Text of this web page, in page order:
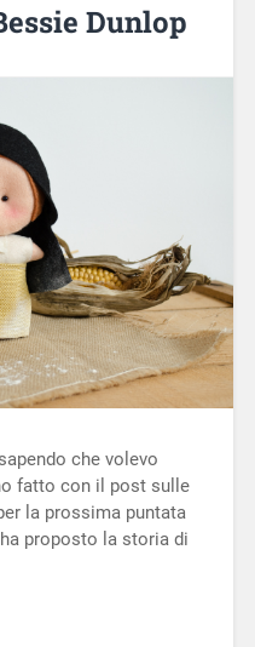
Dunlop
che volevo
fatto con il post sulle
la prossima puntata
proposto la storia di